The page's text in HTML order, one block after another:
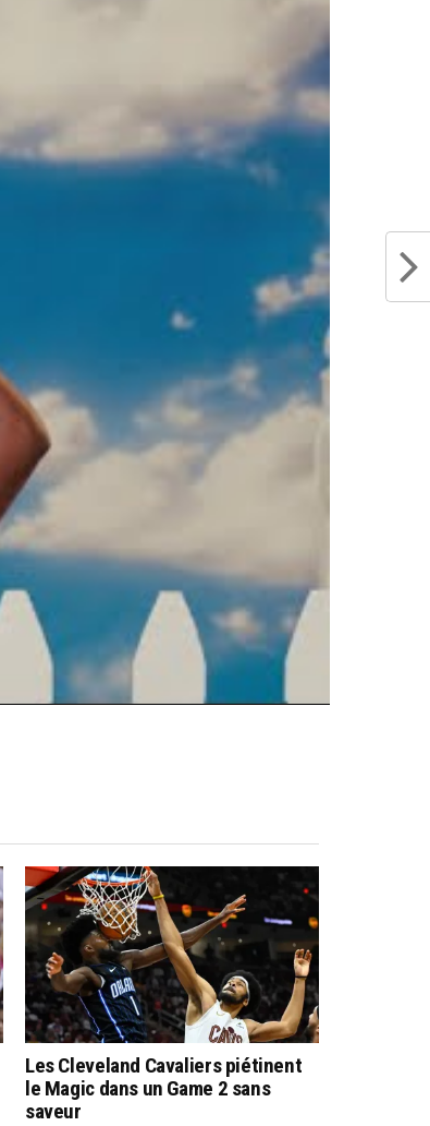
Les Cleveland Cavaliers piétinent
le Magic dans un Game 2 sans
saveur